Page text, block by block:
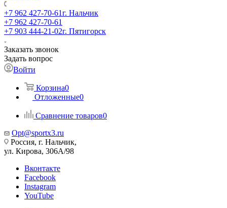
+7 962 427-70-61г. Нальчик
+7 962 427-70-61
+7 903 444-21-02г. Пятигорск
Заказать звонок
Задать вопрос
Войти
Корзина0
Отложенные0
Сравнение товаров0
Opt@sportx3.ru
Россия, г. Нальчик,
ул. Кирова, 306А/98
Вконтакте
Facebook
Instagram
YouTube